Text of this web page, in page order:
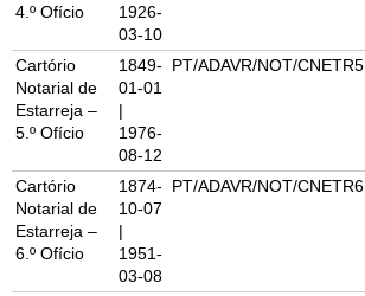
4.º Ofício
1926-
03-10
Cartório
Notarial de
Estarreja –
5.º Ofício
1849-
01-01
|
1976-
08-12
PT/ADAVR/NOT/CNETR5
Cartório
Notarial de
Estarreja –
6.º Ofício
1874-
10-07
|
1951-
03-08
PT/ADAVR/NOT/CNETR6